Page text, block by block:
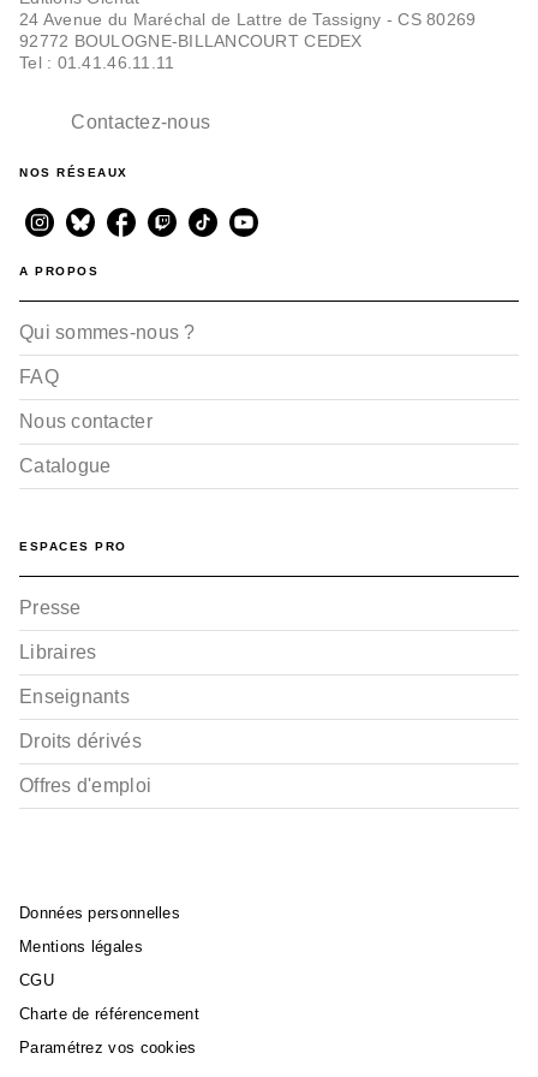
24 Avenue du Maréchal de Lattre de Tassigny - CS 80269
92772 BOULOGNE-BILLANCOURT CEDEX
Tel : 01.41.46.11.11
Contactez-nous
NOS RÉSEAUX
A PROPOS
Qui sommes-nous ?
FAQ
Nous contacter
Catalogue
ESPACES PRO
Presse
Libraires
Enseignants
Droits dérivés
Offres d'emploi
Données personnelles
Mentions légales
CGU
Charte de référencement
Paramétrez vos cookies